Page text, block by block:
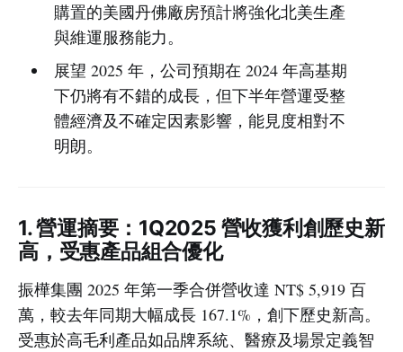
購置的美國丹佛廠房預計將強化北美生產
與維運服務能力。
展望 2025 年，公司預期在 2024 年高基期
下仍將有不錯的成長，但下半年營運受整
體經濟及不確定因素影響，能見度相對不
明朗。
1. 營運摘要：1Q2025 營收獲利創歷史新
高，受惠產品組合優化
振樺集團 2025 年第一季合併營收達 NT$ 5,919 百
萬，較去年同期大幅成長 167.1%，創下歷史新高。
受惠於高毛利產品如品牌系統、醫療及場景定義智